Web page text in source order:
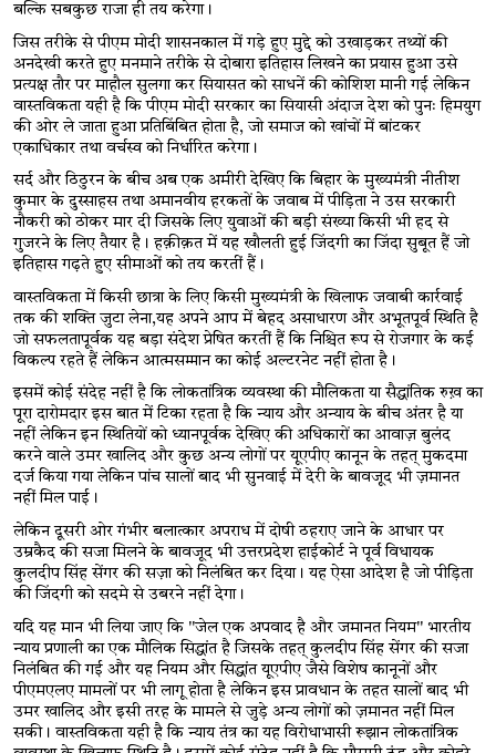
बल्कि सबकुछ राजा ही तय करेगा।
जिस तरीके से पीएम मोदी शासनकाल में गड़े हुए मुद्दे को उखाड़कर तथ्यों की
अनदेखी करते हुए मनमाने तरीके से दोबारा इतिहास लिखने का प्रयास हुआ उसे
प्रत्यक्ष तौर पर माहौल सुलगा कर सियासत को साधनें की कोशिश मानी गई लेकिन
वास्तविकता यही है कि पीएम मोदी सरकार का सियासी अंदाज देश को पुनः हिमयुग
की ओर ले जाता हुआ प्रतिबिंबित होता है, जो समाज को खांचों में बांटकर
एकाधिकार तथा वर्चस्व को निर्धारित करेगा।
सर्द और ठिठुरन के बीच अब एक अमीरी देखिए कि बिहार के मुख्यमंत्री नीतीश
कुमार के दुस्साहस तथा अमानवीय हरकतों के जवाब में पीड़िता ने उस सरकारी
नौकरी को ठोकर मार दी जिसके लिए युवाओं की बड़ी संख्या किसी भी हद से
गुजरने के लिए तैयार है। हक़ीक़त में यह खौलती हुई जिंदगी का जिंदा सुबूत हैं जो
इतिहास गढ़ते हुए सीमाओं को तय करतीं हैं।
वास्तविकता में किसी छात्रा के लिए किसी मुख्यमंत्री के खिलाफ जवाबी कार्रवाई
तक की शक्ति जुटा लेना,यह अपने आप में बेहद असाधारण और अभूतपूर्व स्थिति है
जो सफलतापूर्वक यह बड़ा संदेश प्रेषित करतीं हैं कि निश्चित रूप से रोजगार के कई
विकल्प रहते हैं लेकिन आत्मसम्मान का कोई अल्टरनेट नहीं होता है।
इसमें कोई संदेह नहीं है कि लोकतांत्रिक व्यवस्था की मौलिकता या सैद्धांतिक रुख़ का
पूरा दारोमदार इस बात में टिका रहता है कि न्याय और अन्याय के बीच अंतर है या
नहीं लेकिन इन स्थितियों को ध्यानपूर्वक देखिए की अधिकारों का आवाज़ बुलंद
करने वाले उमर खालिद और कुछ अन्य लोगों पर यूएपीए कानून के तहत् मुकदमा
दर्ज किया गया लेकिन पांच सालों बाद भी सुनवाई में देरी के बावजूद भी ज़मानत
नहीं मिल पाई।
लेकिन दूसरी ओर गंभीर बलात्कार अपराध में दोषी ठहराए जाने के आधार पर
उम्रकैद की सजा मिलने के बावजूद भी उत्तरप्रदेश हाईकोर्ट ने पूर्व विधायक
कुलदीप सिंह सेंगर की सज़ा को निलंबित कर दिया। यह ऐसा आदेश है जो पीड़िता
की जिंदगी को सदमे से उबरने नहीं देगा।
यदि यह मान भी लिया जाए कि "जेल एक अपवाद है और जमानत नियम" भारतीय
न्याय प्रणाली का एक मौलिक सिद्धांत है जिसके तहत् कुलदीप सिंह सेंगर की सजा
निलंबित की गई और यह नियम और सिद्धांत यूएपीए जैसे विशेष कानूनों और
पीएमएलए मामलों पर भी लागू होता है लेकिन इस प्रावधान के तहत सालों बाद भी
उमर खालिद और इसी तरह के मामले से जुड़े अन्य लोगों को ज़मानत नहीं मिल
सकी। वास्तविकता यही है कि न्याय तंत्र का यह विरोधाभासी रूझान लोकतांत्रिक